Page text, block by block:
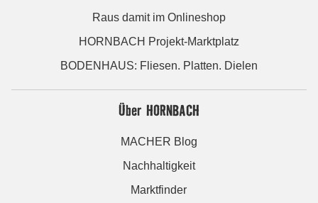
Raus damit im Onlineshop
HORNBACH Projekt-Marktplatz
BODENHAUS: Fliesen. Platten. Dielen
Über HORNBACH
MACHER Blog
Nachhaltigkeit
Marktfinder